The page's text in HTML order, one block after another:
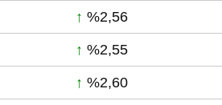
↑ %2,56
↑ %2,55
↑ %2,60